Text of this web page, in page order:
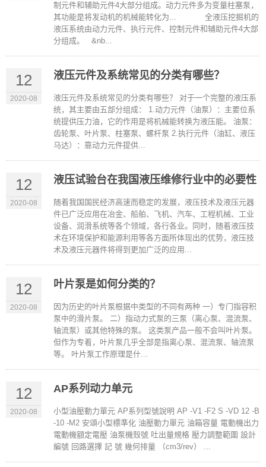
制元件和辅助元件4大部分组成。动力元件多为变量柱塞泵，
其功能是将发动机的机械能转化为... 全液压挖掘机的
液压系统由动力元件、执行元件、控制元件和辅助元件4大部
分组成。 &nb...
12
2020-08
液压元件及系统常见的分类有哪些？
液压元件及系统常见的分类有哪些？ 对于一个完整的液压系
统，其主要由五部分组成： 1.动力元件（油泵）：主要位系
统提供压力油，它的作用是将机械能转换为液压能。 油泵：
齿轮泵、叶片泵、柱塞泵、螺杆泵 2.执行元件（油缸、液压
马达）：靠动力元件提供...
12
2020-08
液压试验台在我国液压维修行业中的必要性
随着我国国民经济高速而稳定的发展，液压技术及液压元器
件已广泛应用在冶金、船舶、飞机、汽车、工程机械、工业
设备、润滑系统等各个领域，各行各业。同时，随着液压技
术在环境保护和能源利用等各方面所体现出的优势，液压技
术及液压元器件将得到更加广泛的应用...
12
2020-08
叶片泵是如何分类的？
因为历史的叶片泵根据中类型的不同有两种 一）专门指容积
泵中的滑片泵。 二）指动力式泵的三泵（离心泵、混流泵、
轴流泵）或其他特殊的泵。 这类泵产品一般不会叫叶片泵。
但作为专着，叶片泵几乎全部是指离心泵、混流泵、轴流泵
等。 叶片泵工作原理是什...
12
2020-08
AP系列动力单元
小型油壓動力單元 AP系列型號說明 AP -V1 -F2 S -VD 12 -B
-10 -M2 安頌小型標準化 油壓動力單元 油箱容量 電動機出力
電動機額定電壓 油泵機殼號 吐出量規格 壓力調整範圍 設計
編號 回路選擇 記 號 幾何排量 （cm3/rev） ...